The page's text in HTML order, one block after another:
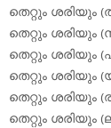
തെറ്റും ശരിയും
തെറ്റും ശരിയും
തെറ്റും ശരിയും
തെറ്റും ശരിയും
തെറ്റും ശരിയും
തെറ്റും ശരിയും